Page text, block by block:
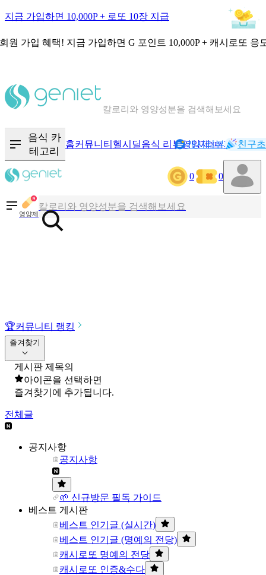
지금 가입하면 10,000P + 로또 10장 지급
원 가입 혜택! 지금 가입하면 G 포인트 10,000P + 캐시로또 응
혈당 · 다이어트 음식 검색해보세요
음식 카
테고리
홈커뮤니티 헬시딜음식 리뷰영양제NEW기록
캐시리뷰 친구
0 0
영양제
칼로리와 영양성분을 검색해보세요
혈당 · 다이어트 음식 검색해보세요
음식 · 영양제 리뷰를 찾아보세요
🏆커뮤니티 랭킹
즐겨찾기
게시판 제목의
아이콘을 선택하면
즐겨찾기에 추가됩니다.
전체글
공지사항
공지사항
🌱 신규방문 필독 가이드
베스트 게시판
베스트 인기글 (실시간)
베스트 인기글 (명예의 전당)
캐시로또 명예의 전당
캐시로또 인증&수다